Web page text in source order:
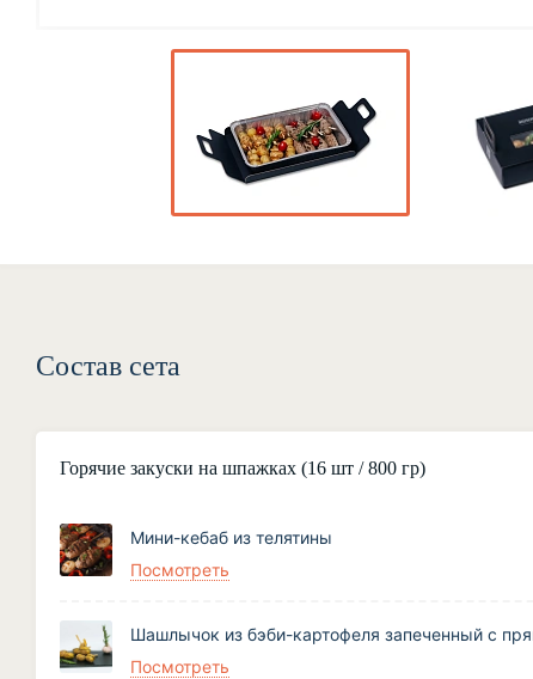
Состав сета
Горячие закуски на шпажках (16 шт / 800 гр)
Мини-кебаб из телятины
Посмотреть
Шашлычок из бэби-картофеля запеченный с
Посмотреть